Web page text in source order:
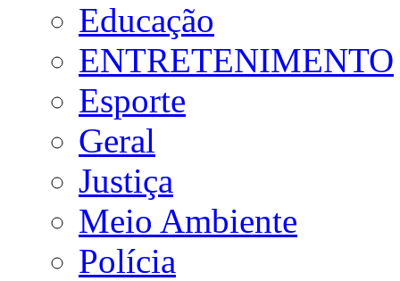
Educação
ENTRETENIMENTO
Esporte
Geral
Justiça
Meio Ambiente
Polícia